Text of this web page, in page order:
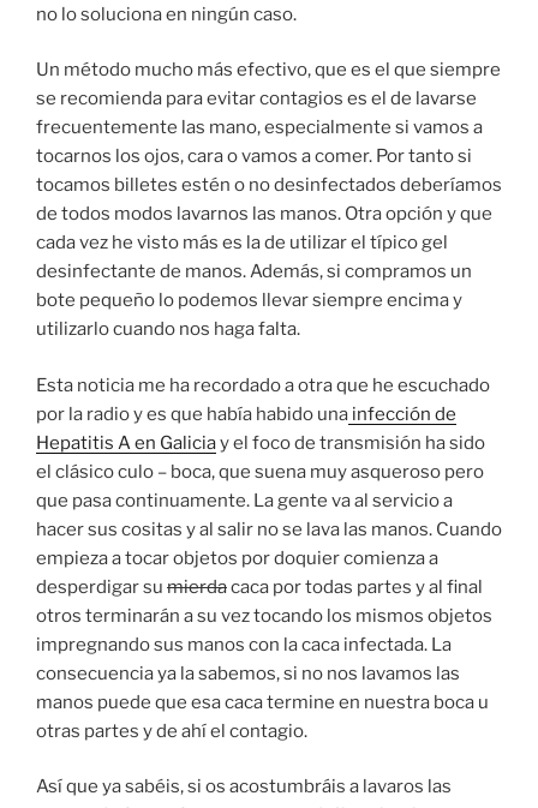
no lo soluciona en ningún caso.
Un método mucho más efectivo, que es el que siempre
se recomienda para evitar contagios es el de lavarse
frecuentemente las mano, especialmente si vamos a
tocarnos los ojos, cara o vamos a comer. Por tanto si
tocamos billetes estén o no desinfectados deberíamos
de todos modos lavarnos las manos. Otra opción y que
cada vez he visto más es la de utilizar el típico gel
desinfectante de manos. Además, si compramos un
bote pequeño lo podemos llevar siempre encima y
utilizarlo cuando nos haga falta.
Esta noticia me ha recordado a otra que he escuchado
por la radio y es que había habido una infección de
Hepatitis A en Galiciay el foco de transmisión ha sido
el clásico culo – boca, que suena muy asqueroso pero
que pasa continuamente. La gente va al servicio a
hacer sus cositas y al salir no se lava las manos. Cuando
empieza a tocar objetos por doquier comienza a
desperdigar su mierdacaca por todas partes y al final
otros terminarán a su vez tocando los mismos objetos
impregnando sus manos con la caca infectada. La
consecuencia ya la sabemos, si no nos lavamos las
manos puede que esa caca termine en nuestra boca u
otras partes y de ahí el contagio.
Así que ya sabéis, si os acostumbráis a lavaros las